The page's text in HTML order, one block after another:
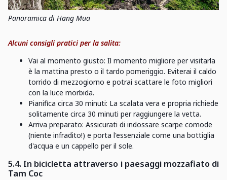
Panoramica di Hang Mua
Alcuni consigli pratici per la salita:
Vai al momento giusto: Il momento migliore per visitarla
è la mattina presto o il tardo pomeriggio. Eviterai il caldo
torrido di mezzogiorno e potrai scattare le foto migliori
con la luce morbida.
Pianifica circa 30 minuti: La scalata vera e propria richiede
solitamente circa 30 minuti per raggiungere la vetta.
Arriva preparato: Assicurati di indossare scarpe comode
(niente infradito!) e porta l'essenziale come una bottiglia
d'acqua e un cappello per il sole.
5.4. In bicicletta attraverso i paesaggi mozzafiato di
Tam Coc